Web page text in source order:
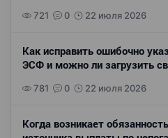
721 0 22 июля 2026
Как исправить ошибочно
ЭСФ и можно ли загрузить
781 0 22 июля 2026
Когда возникает